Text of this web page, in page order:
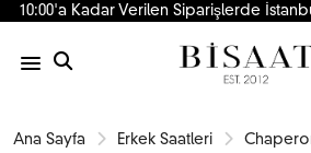
10:00'a Kadar Verilen Siparişlerde
Ana Sayfa Erkek Saatleri